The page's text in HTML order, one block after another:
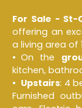
For Sale - St-
offering an
a living area of
On the
kitchen,
Upstairs: 4
Furnished